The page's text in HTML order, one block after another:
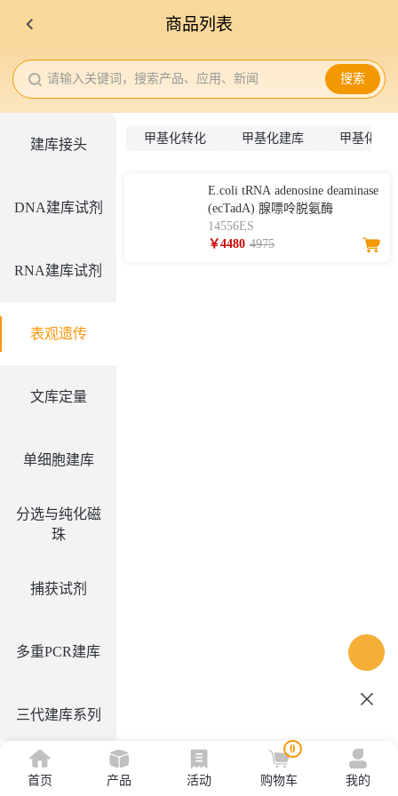
商品列表
请输入关键词，搜索产品、应用、新闻 搜索
建库接头
DNA建库试剂
RNA建库试剂
表观遗传
文库定量
单细胞建库
分选与纯化磁
珠
捕获试剂
多重PCR建库
三代建库系列
甲基化转化 甲基化建库 甲基化片
E.coli tRNA adenosine deaminase
(ecTadA) 腺嘌呤脱氨酶
14556ES
￥4480 4975
首页 产品 活动
0
购物车 我的